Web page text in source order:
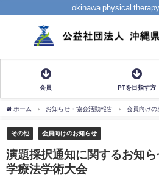
okinawa physical
会員 PTを目指す方
ホーム お知らせ・協会活動報告 会員向けの
その他 会員向けのお知らせ
演題採択通知に関するお知
学療法学術大会